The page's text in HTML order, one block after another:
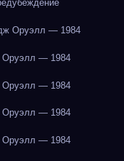
Оруэлл — 1984
— 1984
— 1984
— 1984
— 1984